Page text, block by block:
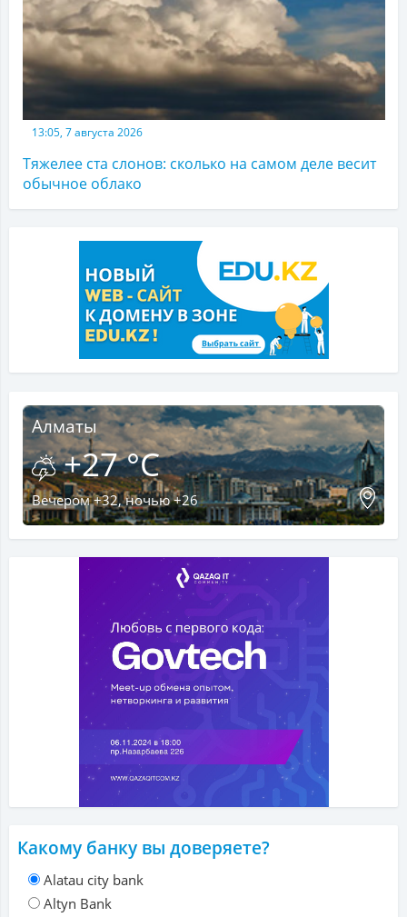
13:05, 7 августа 2026
Тяжелее ста слонов: сколько на самом деле весит
обычное облако
Алматы
+27 °C
Вечером +32, ночью +26
Какому банку вы доверяете?
Alatau city bank
Altyn Bank